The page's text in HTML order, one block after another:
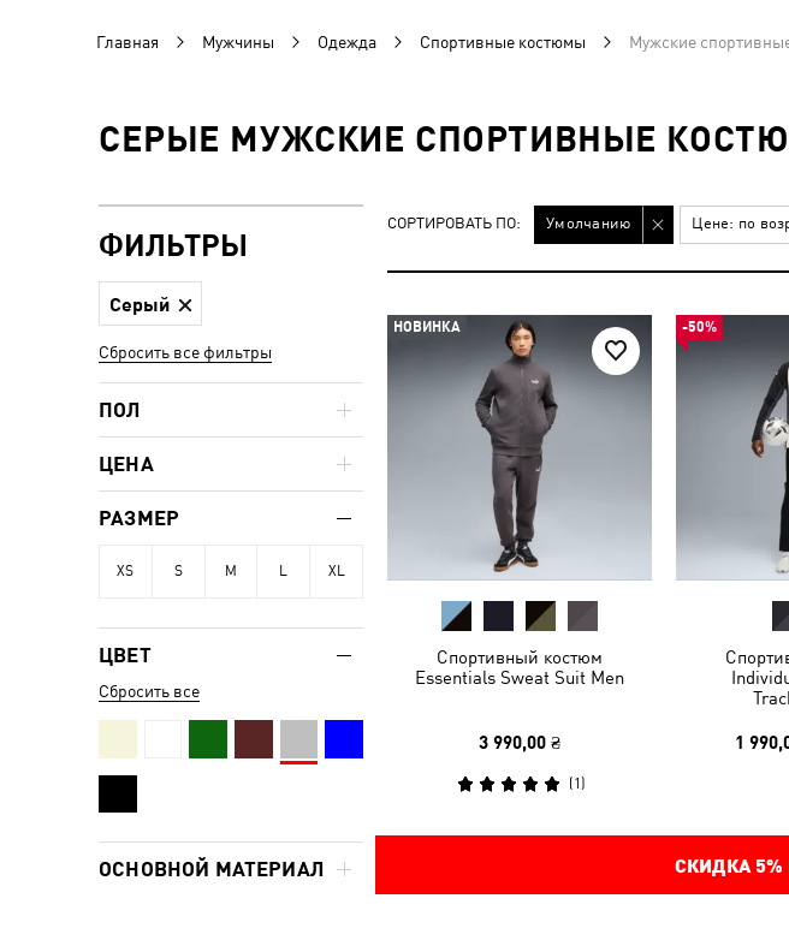
Главная Мужчины Одежда Спортивные костюмы Мужские
СЕРЫЕ МУЖСКИЕ СПОРТИВНЫЕ
СОРТИРОВАТЬ ПО: Умолчанию Цене: по
НОВИНКА
Спортивный костюм
Essentials Sweat Suit Men
3 990,00 ₴
(1 )
-50%
1
СКИДКА 5%
ФИЛЬТРЫ
Серый
Сбросить все фильтры
ПОЛ
ЦЕНА
РАЗМЕР
XS S M L XL
ЦВЕТ
Сбросить все
ОСНОВНОЙ МАТЕРИАЛ